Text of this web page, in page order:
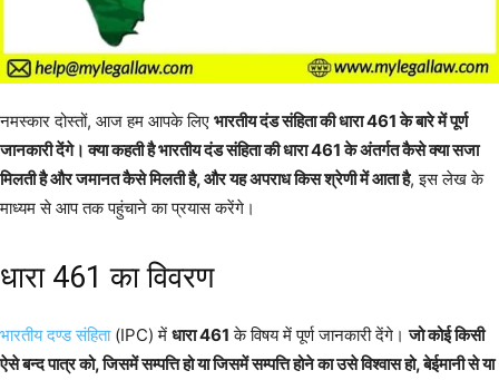
नमस्कार दोस्तों, आज हम आपके लिए भारतीय दंड संहिता की धारा 461 के बारे में पूर्ण
जानकारी देंगे। क्या कहती है भारतीय दंड संहिता की धारा 461 के अंतर्गत कैसे क्या सजा
मिलती है और जमानत कैसे मिलती है, और यह अपराध किस श्रेणी में आता है, इस लेख के
माध्यम से आप तक पहुंचाने का प्रयास करेंगे।
धारा 461 का विवरण
भारतीय दण्ड संहिता(IPC) में धारा 461 के विषय में पूर्ण जानकारी देंगे।जो कोई किसी
ऐसे बन्द पात्र को, जिसमें सम्पत्ति हो या जिसमें सम्पत्ति होने का उसे विश्वास हो, बेईमानी से या